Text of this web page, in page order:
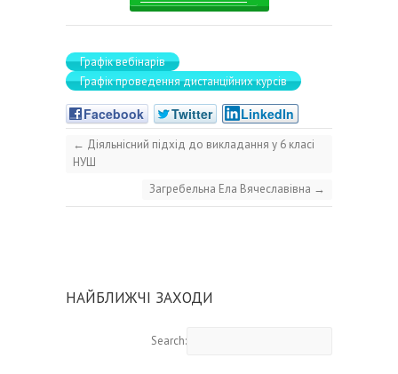
Графік вебінарів
Графік проведення дистанційних курсів
Facebook Twitter LinkedIn
← Діяльнісний підхід до викладання у 6 класі
НУШ
Загребельна Ела Вячеславівна →
НАЙБЛИЖЧІ ЗАХОДИ
Search: